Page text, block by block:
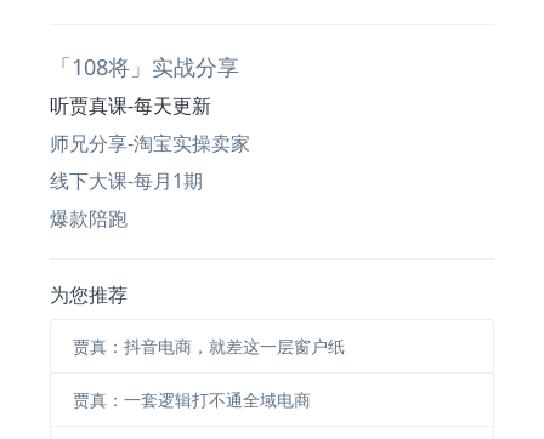
「108将」实战分享
听贾真课-每天更新
师兄分享-淘宝实操卖家
线下大课-每月1期
爆款陪跑
为您推荐
贾真：抖音电商，就差这一层窗户纸
贾真：一套逻辑打不通全域电商